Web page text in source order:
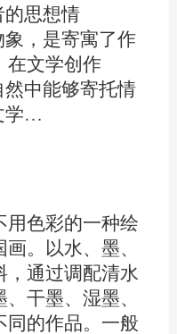
的思想情
象，是寄寓了作
在文学创作
然中能够寄托情
学…
用色彩的一种绘
。以水、墨、
，通过调配清水
干墨、湿墨、
同的作品。一般